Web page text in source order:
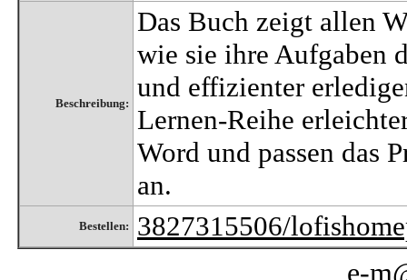
Beschreibung:
Das Buch zeigt allen
wie sie ihre Aufgaben
und effizienter
Lernen-Reihe
Word und passen das
an.
Bestellen:
3827315506/
e-